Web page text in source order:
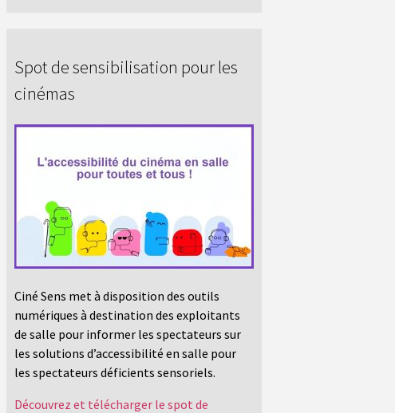
Spot de sensibilisation pour les
cinémas
Ciné Sens met à disposition des outils
numériques à destination des exploitants
de salle pour informer les spectateurs sur
les solutions d’accessibilité en salle pour
les spectateurs déficients sensoriels.
Découvrez et télécharger le spot de